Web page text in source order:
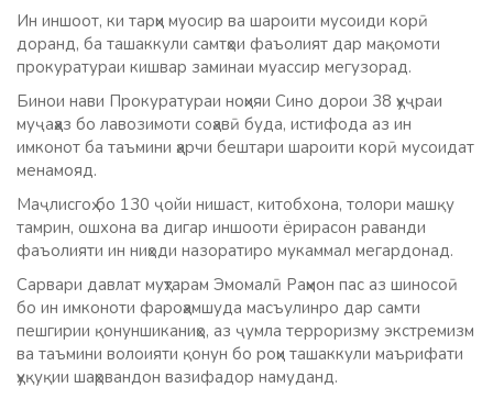
Ин иншоот, ки тарҳи муосир ва шароити мусоиди корӣ
доранд, ба ташаккули самтҳои фаъолият дар мақомоти
прокуратураи кишвар заминаи муассир мегузорад.
Бинои нави Прокуратураи ноҳияи Сино дорои 38 ҳуҷраи
муҷаҳҳаз бо лавозимоти соҳавӣ буда, истифода аз ин
имконот ба таъмини ҳарчи бештари шароити корӣ мусоидат
менамояд.
Маҷлисгоҳ бо 130 ҷойи нишаст, китобхона, толори машқу
тамрин, ошхона ва дигар иншооти ёрирасон раванди
фаъолияти ин ниҳоди назоратиро мукаммал мегардонад.
Сарвари давлат муҳтарам Эмомалӣ Раҳмон пас аз шиносоӣ
бо ин имконоти фароҳамшуда масъулинро дар самти
пешгирии қонуншиканиҳо, аз ҷумла терроризму экстремизм
ва таъмини волоияти қонун бо роҳи ташаккули маърифати
ҳуқуқии шаҳрвандон вазифадор намуданд.